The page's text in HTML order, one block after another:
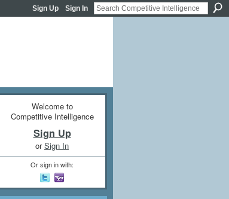
Sign Up Sign In
Welcome to
Competitive Intelligence
Sign Up
orSign In
Or sign in with: